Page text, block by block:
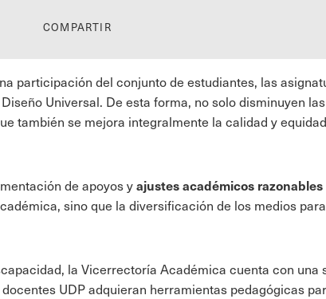
COMPARTIR
participación del conjunto de estudiantes, las
Universal. De esta forma, no solo disminuyen
también se mejora integralmente la calidad y
de apoyos yajustes académicos razonables
sino que la diversificación de los medios
la Vicerrectoría Académica cuenta con una
UDP adquieran herramientas pedagógicas